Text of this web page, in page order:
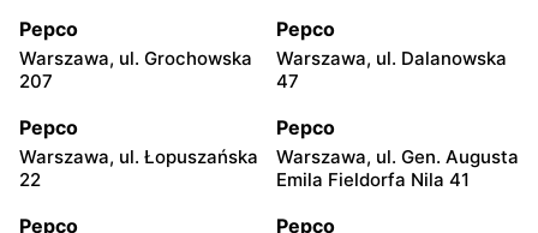
Pepco
Warszawa, ul. Grochowska
207
Pepco
Warszawa, ul. Dalanowska
47
Pepco
Warszawa, ul. Łopuszańska
22
Pepco
Warszawa, ul. Gen. Augusta
Emila Fieldorfa Nila 41
Pepco Pepco